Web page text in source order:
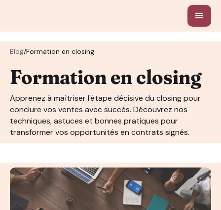
Blog/Formation en closing
Formation en closing
Apprenez à maîtriser l'étape décisive du closing pour
conclure vos ventes avec succès. Découvrez nos
techniques, astuces et bonnes pratiques pour
transformer vos opportunités en contrats signés.